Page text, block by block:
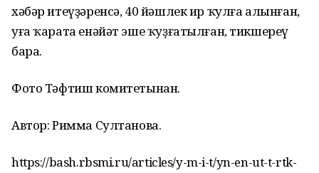
хәбәр итеүҙәренсә, 40 йәшлек ир ҡулға алынған,
уға ҡарата енәйәт эше ҡуҙғатылған, тикшереү
бара.
Фото Тәфтиш комитетынан.
Автор: Римма Султанова.
https://bash.rbsmi.ru/articles/y-m-i-t/yn-en-ut-t-rtk-